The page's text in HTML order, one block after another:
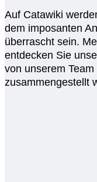
Auf Catawiki
dem imposanten
überrascht sein.
entdecken Sie
von unserem
zusammengestellt